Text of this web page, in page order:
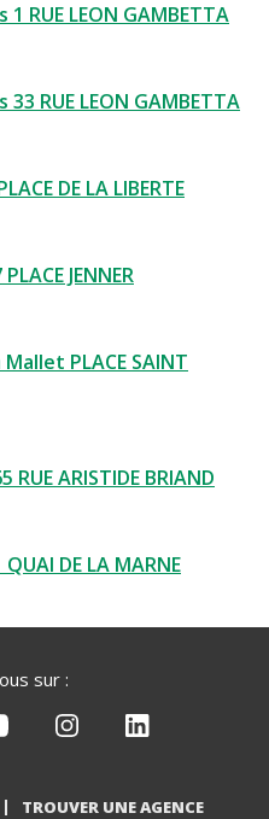
RUE LEON GAMBETTA
RUE LEON GAMBETTA
DE LA LIBERTE
JENNER
PLACE SAINT
ARISTIDE BRIAND
DE LA MARNE
sur :
TROUVER UNE AGENCE